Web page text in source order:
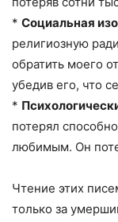
* Социальная
религиозную
обратить моего
убедив его, что
*
потерял
любимым. Он
Чтение этих
только за